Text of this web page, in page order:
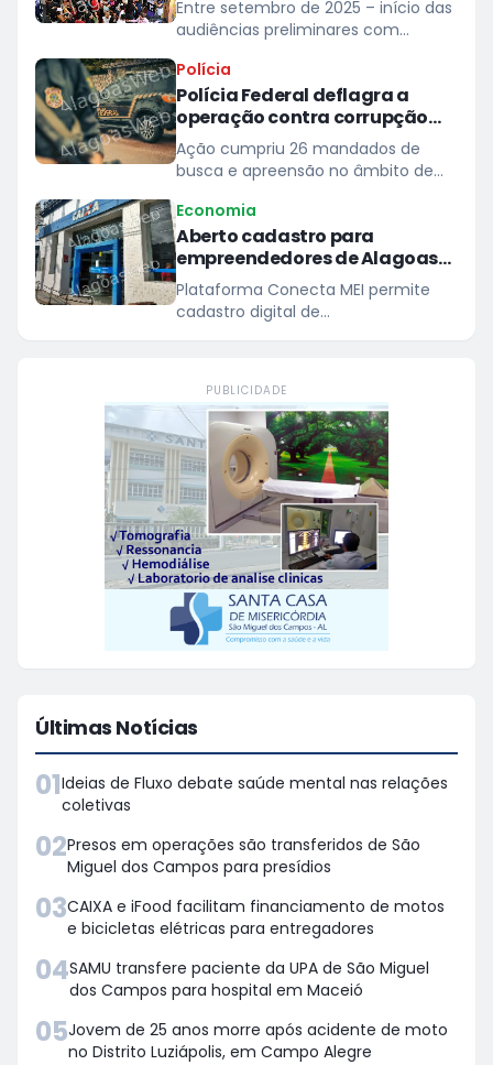
mais de 800 jovens aprendizes
contratados
Entre setembro de 2025 – início das
audiências preliminares com
de jovens aprendizes passou de
6.642 para 7.515
Polícia
Polícia Federal deflagra a
operação contra corrupção
eleitoral em Alagoas
Ação cumpriu 26 mandados de
busca e apreensão no âmbito de
mecanismos informais de
agendamento em hospital
Economia
Aberto cadastro para
empreendedores de Alagoas
prestarem serviços à Caixa
Plataforma Conecta MEI permite
cadastro digital de
bancoPUBLICIDADE
Últimas Notícias
01Ideias de Fluxo debate saúde mental nas relações
coletivas
02Presos em operações são transferidos de São
Miguel dos Campos para presídios
03CAIXA e iFood facilitam financiamento de motos
e bicicletas elétricas para entregadores
04SAMU transfere paciente da UPA de São Miguel
dos Campos para hospital em Maceió
05Jovem de 25 anos morre após acidente de moto
no Distrito Luziápolis, em Campo Alegre